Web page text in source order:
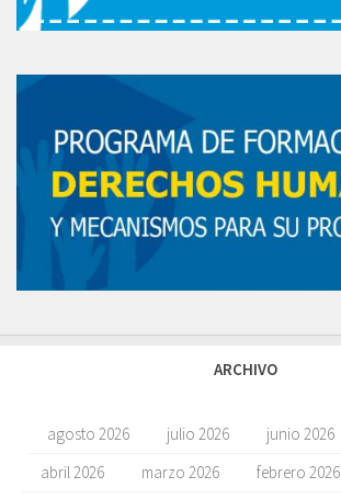
ARCHIVO
agosto 2026 julio 2026 junio 2026
abril 2026
marzo 2026 febrero 2026